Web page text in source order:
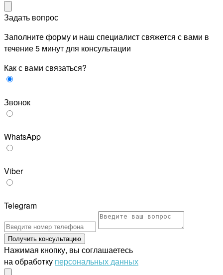
Задать вопрос
Заполните форму и наш специалист свяжется с вами в
течение 5 минут для консультации
Как с вами связаться?
Звонок
WhatsApp
Viber
Telegram
Получить консультацию
Нажимая кнопку, вы соглашаетесь
на обработку персональных данных